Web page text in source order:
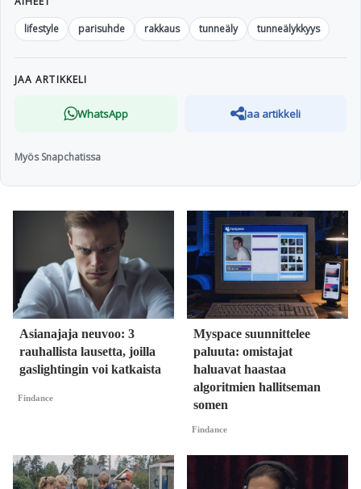
lifestyle
parisuhde rakkaus tunneäly tunneälykkyys
JAA ARTIKKELI
WhatsApp Jaa artikkeli
Myös Snapchatissa
Asianajaja neuvoo: 3
rauhallista lausetta, joilla
gaslightingin voi katkaista
Findance
Myspace suunnittelee
paluuta: omistajat
haluavat haastaa
algoritmien hallitseman
somen
Findance